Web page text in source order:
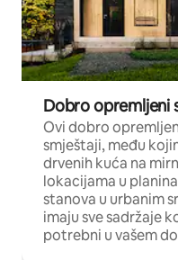
Dobro opremljeni
Ovi dobro
smještaji, među
drvenih kuća na
lokacijama u
stanova u urbanim
imaju sve sadržaje
potrebni u vašem